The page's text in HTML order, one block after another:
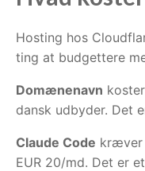
Hosting hos
ting at budgettere
Domænenavn
dansk udbyder. Det
Claude Code kræver
EUR 20/md. Det er